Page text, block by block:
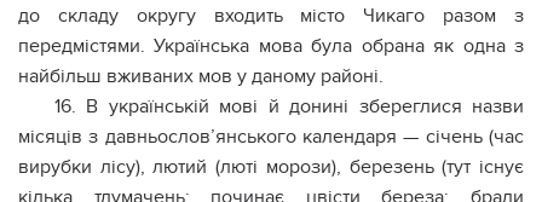
до складу округу входить місто Чикаго разом з
передмістями. Українська мова була обрана як одна з
найбільш вживаних мов у даному районі.
16. В українській мові й донині збереглися назви
місяців з давньослов’янського календаря — сiчень (час
вирубки лісу), лютий (люті морози), березень (тут існує
кілька тлумачень: починає цвісти береза; брали